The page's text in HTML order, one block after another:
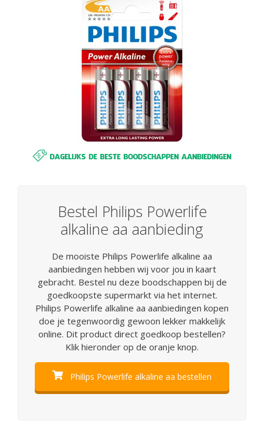
Bestel Philips Powerlife
alkaline aa aanbieding
De mooiste Philips Powerlife alkaline aa
aanbiedingen hebben wij voor jou in kaart
gebracht. Bestel nu deze boodschappen bij de
goedkoopste supermarkt via het internet.
Philips Powerlife alkaline aa aanbiedingen kopen
doe je tegenwoordig gewoon lekker makkelijk
online. Dit product direct goedkoop bestellen?
Klik hieronder op de oranje knop.
Philips Powerlife alkaline aa bestellen